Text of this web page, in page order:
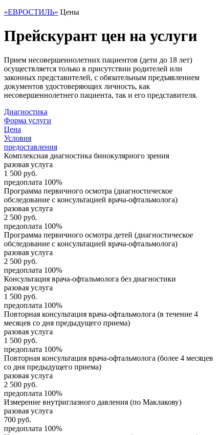
«ЕВРОСТИЛЬ» Цены
Прейскурант цен на услуги
Прием несовершеннолетних пациентов (дети до 18 лет)
осуществляется только в присутствии родителей или
законных представителей, с обязательным предъявлением
документов удостоверяющих личность, как
несовершеннолетнего пациента, так и его представителя.
Диагностика
Форма услуги
Цена
Условия
предоставления
Комплексная диагностика бинокулярного зрения
разовая услуга
1 500 руб.
предоплата 100%
Программа первичного осмотра (диагностическое
обследование с консультацией врача-офтальмолога)
разовая услуга
2 500 руб.
предоплата 100%
Программа первичного осмотра детей (диагностическое
обследование с консультацией врача-офтальмолога)
разовая услуга
2 500 руб.
предоплата 100%
Консультация врача-офтальмолога без диагностики
разовая услуга
1 500 руб.
предоплата 100%
Повторная консультация врача-офтальмолога (в течение 4
месяцев со дня предыдущего приема)
разовая услуга
1 500 руб.
предоплата 100%
Повторная консультация врача-офтальмолога (более 4 месяцев
со дня предыдущего приема)
разовая услуга
2 500 руб.
предоплата 100%
Измерение внутриглазного давления (по Маклакову)
разовая услуга
700 руб.
предоплата 100%